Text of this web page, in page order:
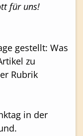
für uns!
gestellt: Was
zu
Rubrik
in der